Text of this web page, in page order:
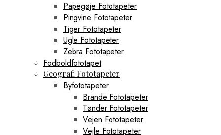
Papegøje Fototapeter
Pingvine Fototapeter
Tiger Fototapeter
Ugle Fototapeter
Zebra Fototapeter
Fodboldfototapet
Geografi Fototapeter
Byfototapeter
Brande Fototapeter
Tønder Fototapeter
Vejen Fototapeter
Vejle Fototapeter